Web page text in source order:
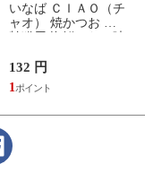
いなば ＣＩＡＯ（チ
ャオ） 焼かつお 高
当日便
132 円
1